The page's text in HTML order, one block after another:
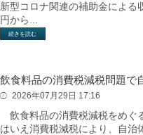
新型コロナ関連の補助金によ
円から...
続きを読む
飲食料品の消費税減税問題で
2026年07月29日 17:16
飲食料品の消費税減税をめぐ
はいえ消費税減税により、自治